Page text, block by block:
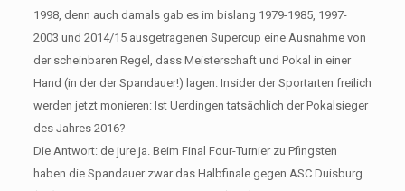
1998, denn auch damals gab es im bislang 1979-1985, 1997-
2003 und 2014/15 ausgetragenen Supercup eine Ausnahme von
der scheinbaren Regel, dass Meisterschaft und Pokal in einer
Hand (in der der Spandauer!) lagen. Insider der Sportarten freilich
werden jetzt monieren: Ist Uerdingen tatsächlich der Pokalsieger
des Jahres 2016?
Die Antwort: de jure ja. Beim Final Four-Turnier zu Pfingsten
haben die Spandauer zwar das Halbfinale gegen ASC Duisburg